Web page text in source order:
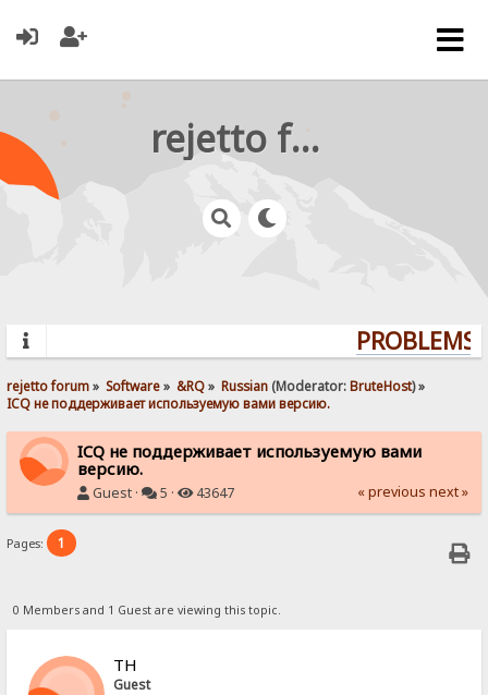
rejetto forum
rejetto forum» Software» &RQ» Russian (Moderator:BruteHost) »
ICQ не поддерживает используемую вами версию.
ICQ не поддерживает используемую вами
версию.
Guest · 5 · 43647 « previous next »
Pages: 1
0 Members and 1 Guest are viewing this topic.
ТН
Guest